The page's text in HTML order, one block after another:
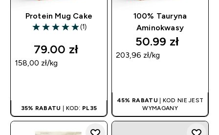
Protein Mug Cake
5 out of 5 stars
(1)
79.00 zł‎
158,00 zł‎/kg
35% RABATU | KOD: PL35
100% Tauryna
Aminokwasy
50.99 zł‎
203,96 zł‎/kg
45% RABATU | KOD NIE JEST
WYMAGANY